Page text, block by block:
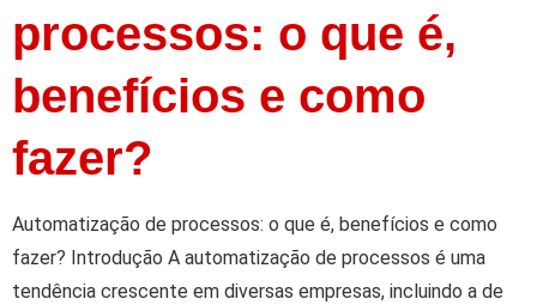
processos: o que é,
benefícios e como
fazer?
Automatização de processos: o que é, benefícios e como
fazer? Introdução A automatização de processos é uma
tendência crescente em diversas empresas, incluindo a de